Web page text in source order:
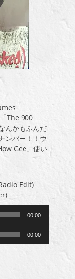
The 900
んかもふんだ
ンバー！！ウ
Gee」使い
Edit)
00:00
00:00